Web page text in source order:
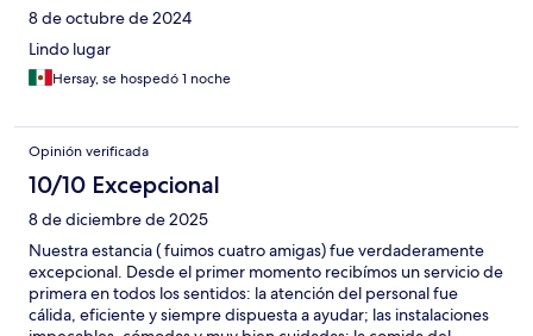
8 de octubre de 2024
Lindo lugar
Hersay, se hospedó 1 noche
Opinión verificada
10/10 Excepcional
8 de diciembre de 2025
Nuestra estancia ( fuimos cuatro amigas) fue verdaderamente
excepcional. Desde el primer momento recibímos un servicio de
primera en todos los sentidos: la atención del personal fue
cálida, eficiente y siempre dispuesta a ayudar; las instalaciones